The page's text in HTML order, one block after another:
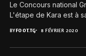
Le Concours national
L'étape de Kara est à
BYFOOT.TG 8 FÉVRIER 2020